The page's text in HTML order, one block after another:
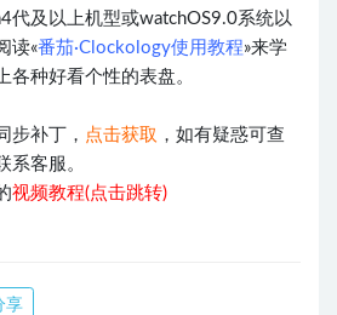
代及以上机型或watchOS9.0系统以
读«番茄·Clockology使用教程»来学
各种好看个性的表盘。
步补丁， 点击获取 ，如有疑惑可查
系客服。
视频教程(点击跳转)
享